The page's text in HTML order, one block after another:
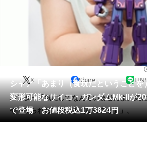
クイズ
地域
教育・育児
リサーチ
会員記事
メディア
注目記事を集めた総合ページ
シャア「あまり（食玩だということ
変形可能なサイコ・ガンダムMk-IIが
で登場 お値段税込1万3824円
X Share
バンダイ「気にしてなんていませんよ。気
やってられないでしょ（にっこり）」。